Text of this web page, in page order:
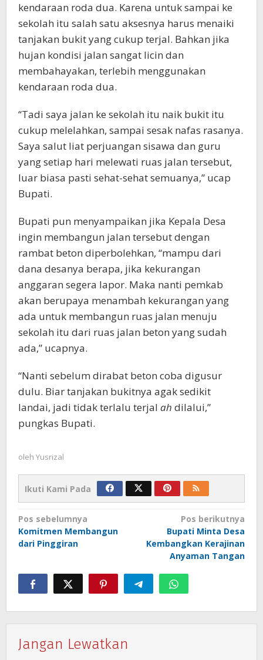
kendaraan roda dua. Karena untuk sampai ke
sekolah itu salah satu aksesnya harus menaiki
tanjakan bukit yang cukup terjal. Bahkan jika
hujan kondisi jalan sangat licin dan
membahayakan, terlebih menggunakan
kendaraan roda dua.
“Tadi saya jalan ke sekolah itu naik bukit itu
cukup melelahkan, sampai sesak nafas rasanya.
Saya salut liat perjuangan sisawa dan guru
yang setiap hari melewati ruas jalan tersebut,
luar biasa pasti sehat-sehat semuanya,” ucap
Bupati.
Bupati pun menyampaikan jika Kepala Desa
ingin membangun jalan tersebut dengan
rambat beton diperbolehkan, “mampu dari
dana desanya berapa, jika kekurangan
anggaran segera lapor. Maka nanti pemkab
akan berupaya menambah kekurangan yang
ada untuk membangun ruas jalan menuju
sekolah itu dari ruas jalan beton yang sudah
ada,” ucapnya.
“Nanti sebelum dirabat beton coba digusur
dulu. Biar tanjakan bukitnya agak sedikit
landai, jadi tidak terlalu terjal ah dilalui,”
pungkas Bupati.
oleh Yusrizal
Ikuti Kami Pada
Navigasi
pos
Pos sebelumnya
Komitmen Membangun
dari Pinggiran
Pos berikutnya
Bupati Minta Desa
Kembangkan Kerajinan
Anyaman Tangan
Jangan Lewatkan